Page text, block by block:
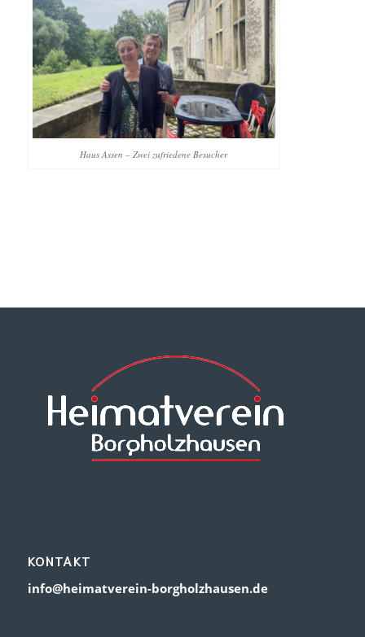
Haus Assen – Zwei zufriedene Besucher
KONTAKT
info@heimatverein-borgholzhausen.de